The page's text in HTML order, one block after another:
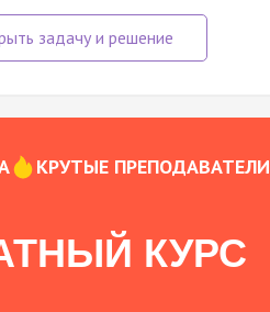
КРУТЫЕ ПРЕПОДАВАТЕЛИ
КУРС